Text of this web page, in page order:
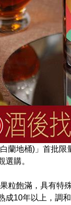
蘭地桶)」首批
購。
粒飽滿，具有
成10年以上，調